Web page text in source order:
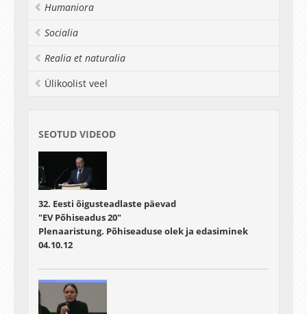
Humaniora
Socialia
Realia et naturalia
Ülikoolist veel
SEOTUD VIDEOD
32. Eesti õigusteadlaste päevad
"EV Põhiseadus 20"
Plenaaristung. Põhiseaduse olek ja edasiminek
04.10.12